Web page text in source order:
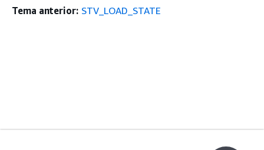
Tema anterior: STV_LOAD_STATE